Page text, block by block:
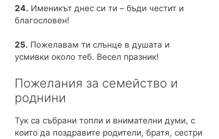
24. Именикът днес си ти – бъди честит и
благословен!
25. Пожелавам ти слънце в душата и
усмивки около теб. Весел празник!
Пожелания за семейство и
роднини
Тук са събрани топли и внимателни думи, с
които да поздравите родители, братя, сестри